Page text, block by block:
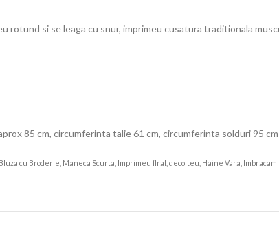
rotund si se leaga cu snur, imprimeu cusatura traditionala
85 cm, circumferinta talie 61 cm, circumferinta solduri 95 cm
cu Broderie, Maneca Scurta, Imprimeu flral, decolteu, Haine Vara,